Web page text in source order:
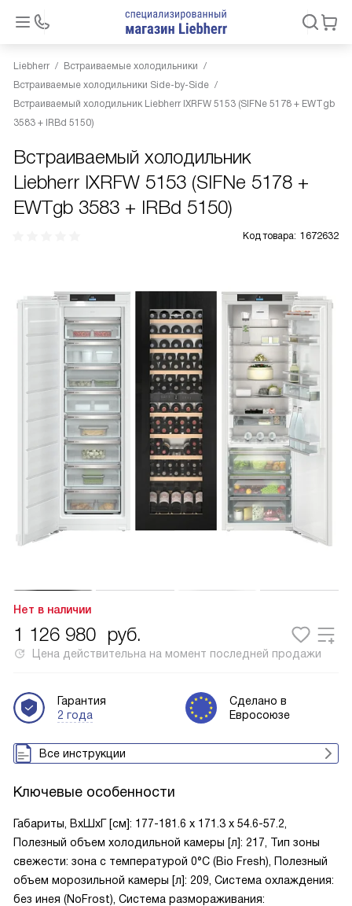
Liebherr
Встраиваемые холодильники
Встраиваемые холодильники Side-by-Side
Встраиваемый холодильник Liebherr IXRFW 5153 (SIFNe 5178 + EWTgb
3583 + IRBd 5150)
Встраиваемый холодильник
Liebherr IXRFW 5153 (SIFNe 5178 +
EWTgb 3583 + IRBd 5150)
Код товара: 1672632
Нет в наличии
1 126 980 руб.
Цена действительна на момент последней продажи
Гарантия
2 года
Сделано в
Евросоюзе
Все инструкции
Ключевые особенности
Габариты, ВxШxГ [см]: 177-181.6 х 171.3 х 54.6-57.2,
Полезный объем холодильной камеры [л]: 217, Тип зоны
свежести: зона с температурой 0°C (Bio Fresh), Полезный
объем морозильной камеры [л]: 209, Система охлаждения:
без инея (NoFrost), Система размораживания: